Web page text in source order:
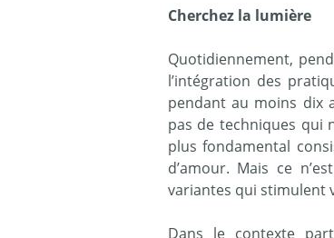
Cherchez la lumière
Quotidiennement,
l’intégration des
pendant au moins dix
pas de techniques qui
plus fondamental
d’amour. Mais ce
variantes qui stimulent
Dans le contexte